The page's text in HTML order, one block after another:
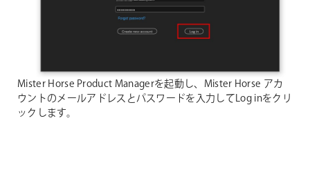
Mister Horse Product Managerを起動し、Mister Horse アカ
ウントのメールアドレスとパスワードを入力してLog inをクリ
ックします。